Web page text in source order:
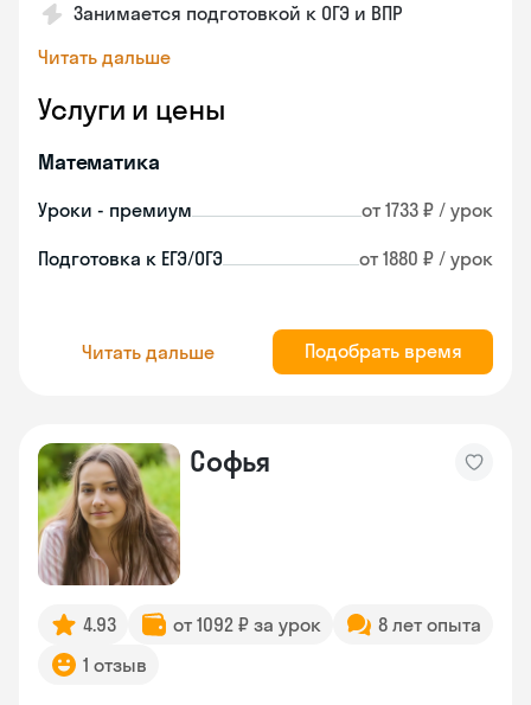
Занимается подготовкой к ОГЭ и ВПР
Читать дальше
Услуги и цены
Математика
Уроки - премиум от 1733 ₽ / урок
Подготовка к ЕГЭ/ОГЭ от 1880 ₽ / урок
Читать дальше Подобрать время
Софья
4.93 от 1092 ₽ за урок
8 лет опыта
1 отзыв